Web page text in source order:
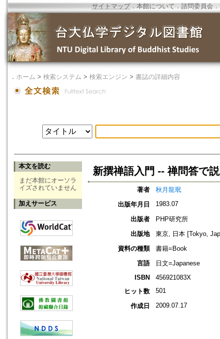
サイトマップ．本館について ． 諮問委員会 ．
． ホーム > 検索システム > 検索エンジン > 書誌の詳細内容
本文を読む
まだ本館にオーソラ
イズされていません
加えサービス
新撰禅語入門 -- 禅問答で
著者
秋月龍珉
出版年月日
1983.07
出版者
PHP研究所
出版地
東京, 日本 [Tokyo,
資料の種類
書籍=Book
言語
日文=Japanese
ISBN
456921083X
ヒット数
501
作成日 2009.07.17